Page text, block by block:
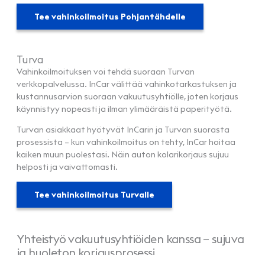
Tee vahinkoilmoitus Pohjantähdelle
Turva
Vahinkoilmoituksen voi tehdä suoraan Turvan
verkkopalvelussa. InCar välittää vahinkotarkastuksen ja
kustannusarvion suoraan vakuutusyhtiölle, joten korjaus
käynnistyy nopeasti ja ilman ylimääräistä paperityötä.
Turvan asiakkaat hyötyvät InCarin ja Turvan suorasta
prosessista – kun vahinkoilmoitus on tehty, InCar hoitaa
kaiken muun puolestasi. Näin auton kolarikorjaus sujuu
helposti ja vaivattomasti.
Tee vahinkoilmoitus Turvalle
Yhteistyö vakuutusyhtiöiden kanssa – sujuva